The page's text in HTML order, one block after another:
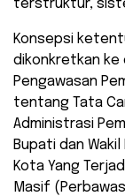
terstruktur,
Konsepsi
dikonkretkan ke
Pengawasan
tentang Tata
Administrasi
Bupati dan
Kota Yang
Masif